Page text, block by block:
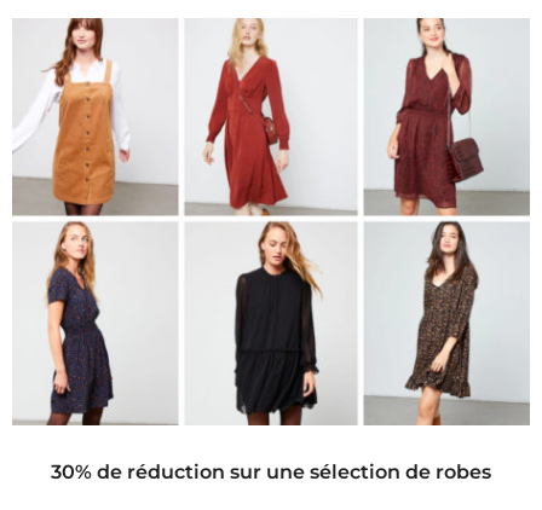
30% de réduction sur une sélection de robes